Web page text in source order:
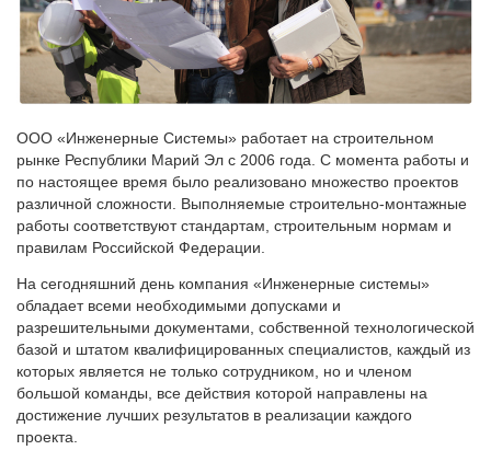
ООО «Инженерные Системы» работает на строительном
рынке Республики Марий Эл с 2006 года. С момента работы и
по настоящее время было реализовано множество проектов
различной сложности. Выполняемые строительно-монтажные
работы соответствуют стандартам, строительным нормам и
правилам Российской Федерации.
На сегодняшний день компания «Инженерные системы»
обладает всеми необходимыми допусками и
разрешительными документами, собственной технологической
базой и штатом квалифицированных специалистов, каждый из
которых является не только сотрудником, но и членом
большой команды, все действия которой направлены на
достижение лучших результатов в реализации каждого
проекта.